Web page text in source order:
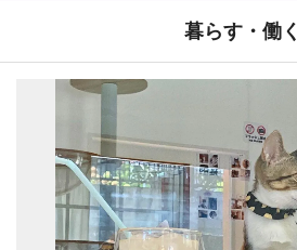
暮らす・働く